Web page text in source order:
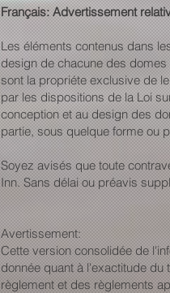
Français: Advertissement
Les éléments contenus dans
design de chacune des domes
sont la propriéte exclusive de
par les dispositions de la Loi
conception et au design des
partie, sous quelque forme ou
Soyez avisés que toute
Inn. Sans délai ou préavis
Avertissement:
Cette version consolidée de
donnée quant à l'exactitude du
règlement et des règlements